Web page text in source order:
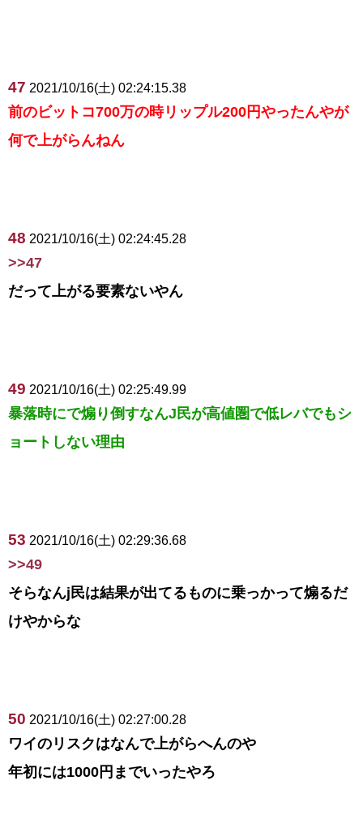
47 2021/10/16(土) 02:24:15.38
前のビットコ700万の時リップル200円やったんやが
何で上がらんねん
48 2021/10/16(土) 02:24:45.28
>>47
だって上がる要素ないやん
49 2021/10/16(土) 02:25:49.99
暴落時にで煽り倒すなんJ民が高値圏で低レバでもシ
ョートしない理由
53 2021/10/16(土) 02:29:36.68
>>49
そらなんj民は結果が出てるものに乗っかって煽るだ
けやからな
50 2021/10/16(土) 02:27:00.28
ワイのリスクはなんで上がらへんのや
年初には1000円までいったやろ